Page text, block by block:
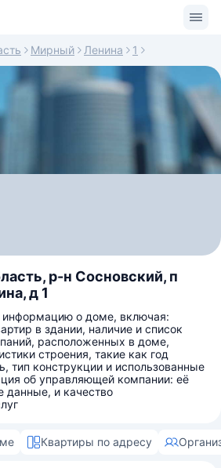
Мирный Ленина 1
р-н Сосновский, п
д 1
информацию о доме, включая:
в здании, наличие и список
расположенных в доме,
строения, такие как год
тип конструкции и использованные
об управляющей компании: её
данные, и качество
Квартиры по адресу